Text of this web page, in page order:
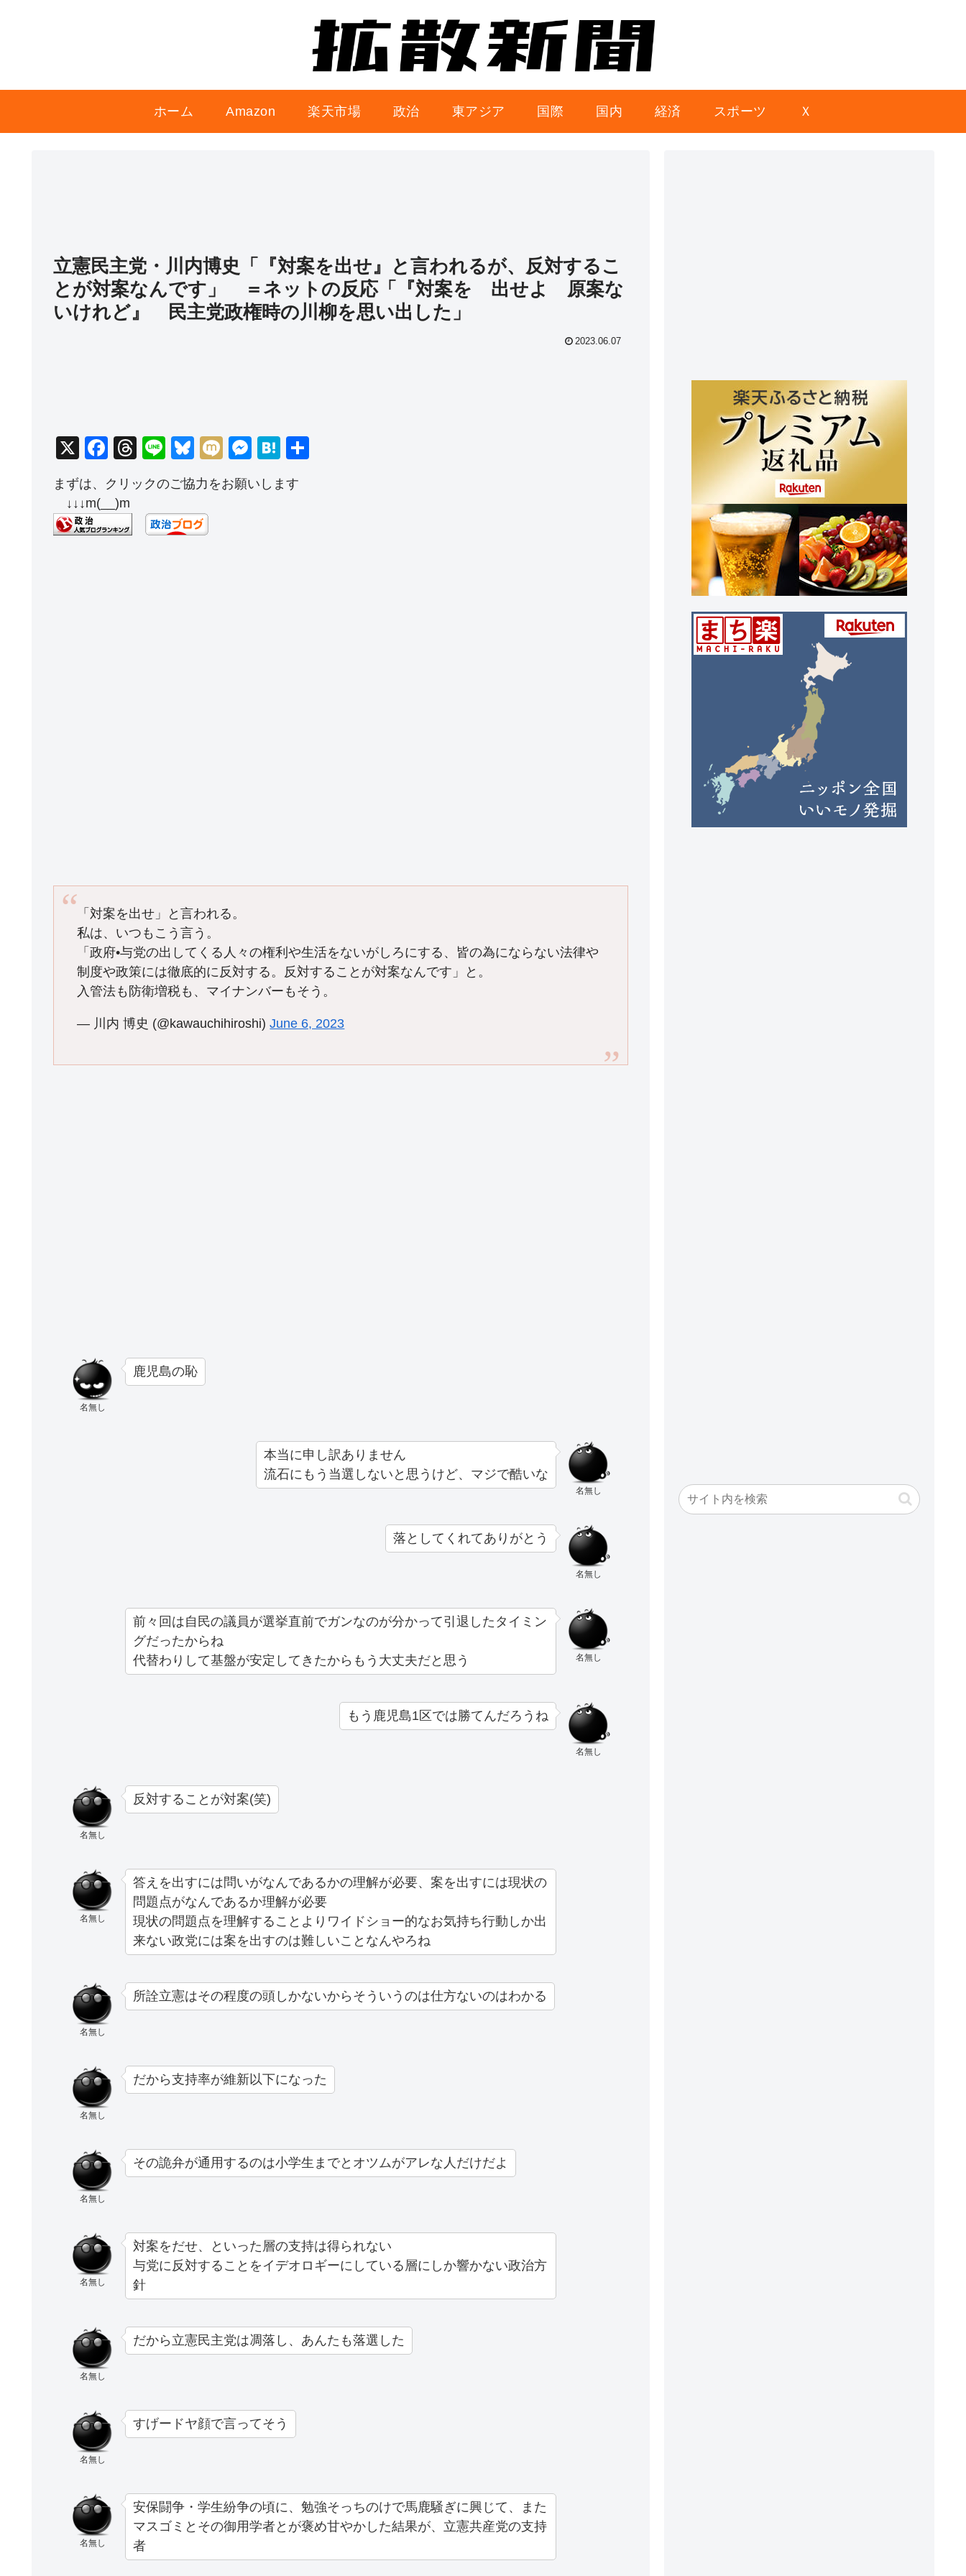
ホーム Amazon 楽天市場 政治 東アジア 国際 国内 経済 スポーツ Ｘ
立憲民主党・川内博史「『対案を出せ』と言われるが、反対するこ
とが対案なんです」 ＝ネットの反応「『対案を 出せよ 原案な
いけれど』 民主党政権時の川柳を思い出した」
2023.06.07
X
F
c
e
b
T
e
a
d
Li
e
Bl
u
e
sk
y
M
M
ss
H
e
まずは、クリックのご協力をお願いします
↓↓↓m(__)m
「対案を出せ」と言われる。
私は、いつもこう言う。
「政府•与党の出してくる人々の権利や生活をないがしろにする、皆の為にならない法律や
制度や政策には徹底的に反対する。反対することが対案なんです」と。
入管法も防衛増税も、マイナンバーもそう。
— 川内 博史 (@kawauchihiroshi)June 6, 2023
名無し
鹿児島の恥
名無し
本当に申し訳ありません
流石にもう当選しないと思うけど、マジで酷いな
名無し
落としてくれてありがとう
名無し
前々回は自民の議員が選挙直前でガンなのが分かって引退したタイミン
グだったからね
代替わりして基盤が安定してきたからもう大丈夫だと思う
名無し
もう鹿児島1区では勝てんだろうね
名無し
反対することが対案(笑)
名無し
答えを出すには問いがなんであるかの理解が必要、案を出すには現状の
問題点がなんであるか理解が必要
現状の問題点を理解することよりワイドショー的なお気持ち行動しか出
来ない政党には案を出すのは難しいことなんやろね
名無し
所詮立憲はその程度の頭しかないからそういうのは仕方ないのはわかる
名無し
だから支持率が維新以下になった
名無し
その詭弁が通用するのは小学生までとオツムがアレな人だけだよ
名無し
対案をだせ、といった層の支持は得られない
与党に反対することをイデオロギーにしている層にしか響かない政治方
針
名無し
だから立憲民主党は凋落し、あんたも落選した
名無し
すげードヤ顔で言ってそう
名無し
安保闘争・学生紛争の頃に、勉強そっちのけで馬鹿騒ぎに興じて、また
マスゴミとその御用学者とが褒め甘やかした結果が、立憲共産党の支持
者